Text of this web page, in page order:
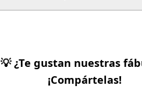
💡 ¿Te gustan nuestras
¡Compártelas!